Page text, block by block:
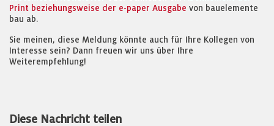
Print beziehungsweise der e-paper Ausgabe von bauelemente
bau ab.
Sie meinen, diese Meldung könnte auch für Ihre Kollegen von
Interesse sein? Dann freuen wir uns über Ihre
Weiterempfehlung!
Diese Nachricht teilen